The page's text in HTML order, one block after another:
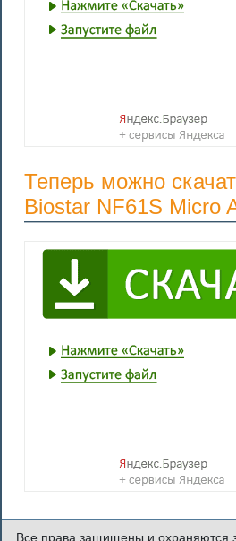
Теперь можно
Biostar NF61S Micro
Все права защищены и охраняются